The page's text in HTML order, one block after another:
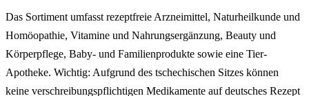
Das Sortiment umfasst rezeptfreie Arzneimittel, Naturheilkunde und
Homöopathie, Vitamine und Nahrungsergänzung, Beauty und
Körperpflege, Baby- und Familienprodukte sowie eine Tier-
Apotheke. Wichtig: Aufgrund des tschechischen Sitzes können
keine verschreibungspflichtigen Medikamente auf deutsches Rezept